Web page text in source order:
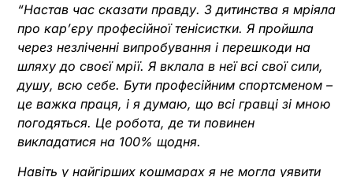
“Настав час сказати правду. З дитинства я мріяла
про кар’єру професійної тенісистки. Я пройшла
через незліченні випробування і перешкоди на
шляху до своєї мрії. Я вклала в неї всі свої сили,
душу, всю себе. Бути професійним спортсменом –
це важка праця, і я думаю, що всі гравці зі мною
погодяться. Це робота, де ти повинен
викладатися на 100% щодня.
Навіть у найгірших кошмарах я не могла уявити